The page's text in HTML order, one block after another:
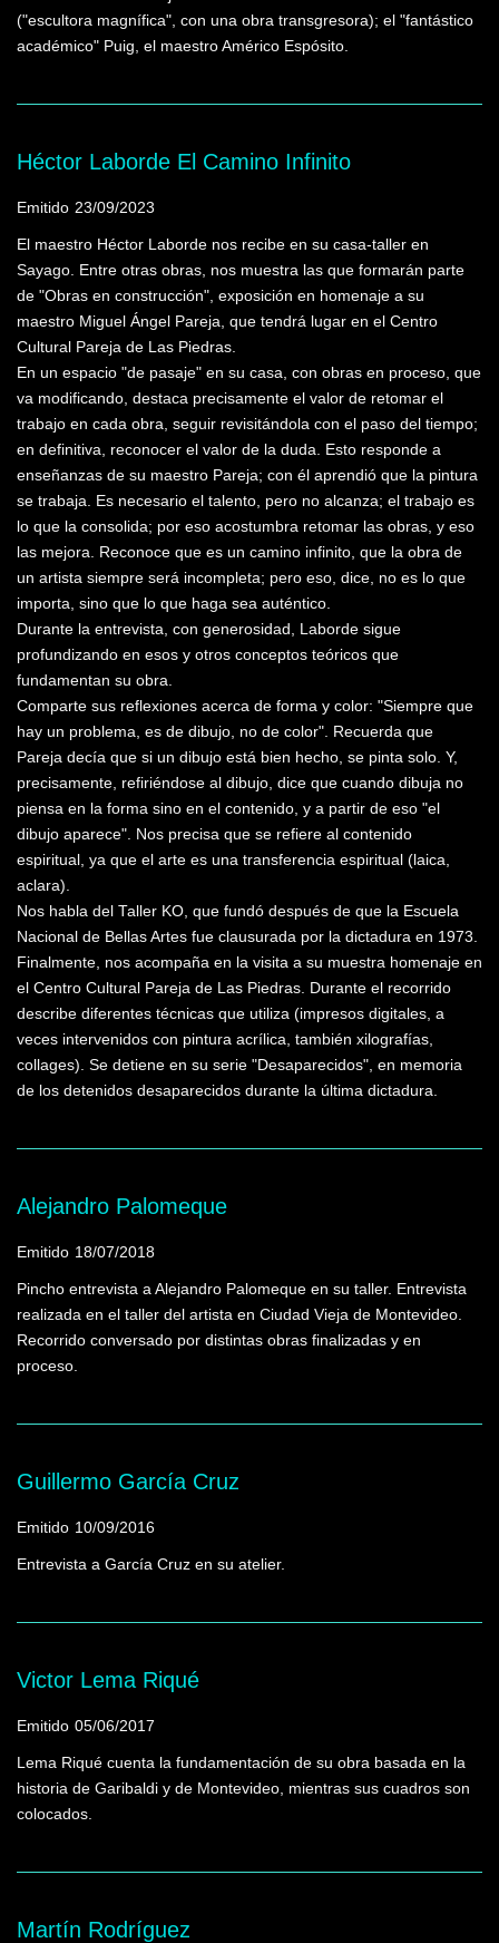
("escultora magnífica", con una obra transgresora); el "fantástico
académico" Puig, el maestro Américo Espósito.
Héctor Laborde El Camino Infinito
Emitido 23/09/2023
El maestro Héctor Laborde nos recibe en su casa-taller en
Sayago. Entre otras obras, nos muestra las que formarán parte
de "Obras en construcción", exposición en homenaje a su
maestro Miguel Ángel Pareja, que tendrá lugar en el Centro
Cultural Pareja de Las Piedras.
En un espacio "de pasaje" en su casa, con obras en proceso, que
va modificando, destaca precisamente el valor de retomar el
trabajo en cada obra, seguir revisitándola con el paso del tiempo;
en definitiva, reconocer el valor de la duda. Esto responde a
enseñanzas de su maestro Pareja; con él aprendió que la pintura
se trabaja. Es necesario el talento, pero no alcanza; el trabajo es
lo que la consolida; por eso acostumbra retomar las obras, y eso
las mejora. Reconoce que es un camino infinito, que la obra de
un artista siempre será incompleta; pero eso, dice, no es lo que
importa, sino que lo que haga sea auténtico.
Durante la entrevista, con generosidad, Laborde sigue
profundizando en esos y otros conceptos teóricos que
fundamentan su obra.
Comparte sus reflexiones acerca de forma y color: "Siempre que
hay un problema, es de dibujo, no de color". Recuerda que
Pareja decía que si un dibujo está bien hecho, se pinta solo. Y,
precisamente, refiriéndose al dibujo, dice que cuando dibuja no
piensa en la forma sino en el contenido, y a partir de eso "el
dibujo aparece". Nos precisa que se refiere al contenido
espiritual, ya que el arte es una transferencia espiritual (laica,
aclara).
Nos habla del Taller KO, que fundó después de que la Escuela
Nacional de Bellas Artes fue clausurada por la dictadura en 1973.
Finalmente, nos acompaña en la visita a su muestra homenaje en
el Centro Cultural Pareja de Las Piedras. Durante el recorrido
describe diferentes técnicas que utiliza (impresos digitales, a
veces intervenidos con pintura acrílica, también xilografías,
collages). Se detiene en su serie "Desaparecidos", en memoria
de los detenidos desaparecidos durante la última dictadura.
Alejandro Palomeque
Emitido 18/07/2018
Pincho entrevista a Alejandro Palomeque en su taller. Entrevista
realizada en el taller del artista en Ciudad Vieja de Montevideo.
Recorrido conversado por distintas obras finalizadas y en
proceso.
Guillermo García Cruz
Emitido 10/09/2016
Entrevista a García Cruz en su atelier.
Victor Lema Riqué
Emitido 05/06/2017
Lema Riqué cuenta la fundamentación de su obra basada en la
historia de Garibaldi y de Montevideo, mientras sus cuadros son
colocados.
Martín Rodríguez